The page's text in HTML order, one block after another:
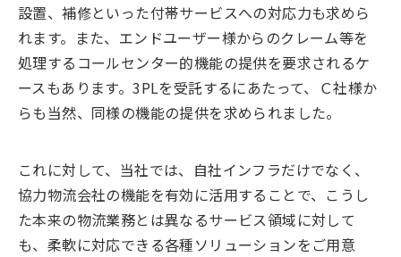
設置、補修といった付帯サービスへの対応力も求めら
れます。また、エンドユーザー様からのクレーム等を
処理するコールセンター的機能の提供を要求されるケ
ースもあります。3PLを受託するにあたって、Ｃ社様か
らも当然、同様の機能の提供を求められました。
これに対して、当社では、自社インフラだけでなく、
協力物流会社の機能を有効に活用することで、こうし
た本来の物流業務とは異なるサービス領域に対して
も、柔軟に対応できる各種ソリューションをご用意